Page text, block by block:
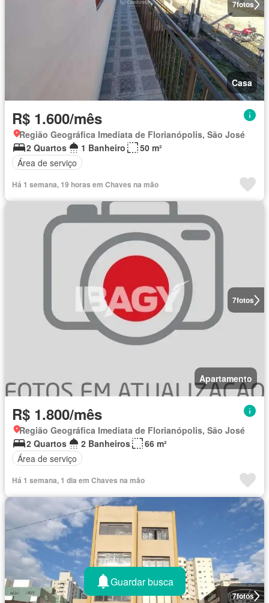
7fotos
Casa
R$ 1.600/mês
Região Geográfica Imediata de Florianópolis, São José
2 Quartos
1 Banheiro
50 m²
Área de serviço
Há 1 semana, 19 horas em Chaves na mão
7fotos
Apartamento
R$ 1.800/mês
Região Geográfica Imediata de Florianópolis, São José
2 Quartos
2 Banheiros
66 m²
Área de serviço
Há 1 semana, 1 dia em Chaves na mão
7fotos
Guardar busca